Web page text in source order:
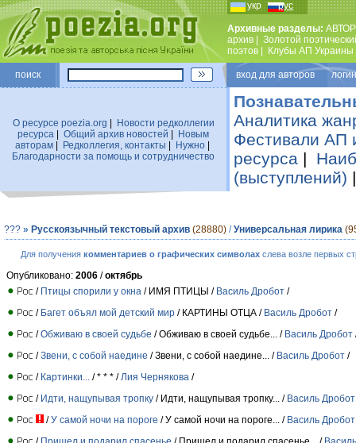
укр рус
Архивные разделы:
архив
Золотой
поэтов
Клубы АП Украины
поиск вход для авторов
О ресурсе poezia.org
Новости редколлегии
ресурса
Общий архив новостей
Новым
авторам| Редколлегия, контакты Нужно|
Благодарности за помощь и сотрудничество
Аналитика
Фестивали АП
ресурса |
(выступлений)
??? » Русскоязычный текстовый архив (28880) /Универсальная лирика
Для получения комментариев о графических символахслева возле первых
Опубликовано: 2006 /октябрь
/ Птицы спорили у окна / ИМЯ ПТИЦЫ / Василь Дробот /
/ Багет объял мой детский мир / КАРТИНЫ ОТЦА / Василь Дробот /
/Обживаю в своей судьбе / Обживаю в своей судьбе... / Василь Дробот
/Звени, с собой наедине / Звени, с собой наедине... / Василь Дробот /
/ Картинки... / * * * / Лия Чернякова /
/ Идти, нащупывая тропку / Идти, нащупывая тропку... / Василь Дробот
/У самой ночи на пороге / У самой ночи на пороге... / Василь Дробот